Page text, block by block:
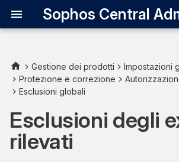
Sophos Central
Esclusione di un exploit
rilevato
Esclusione di un exploit
utilizzando un ID di
rilevamento
Gestione dei prodotti
Impostazioni
Protezione e correzione
Esclusioni globali
Esclusioni degli
rilevati